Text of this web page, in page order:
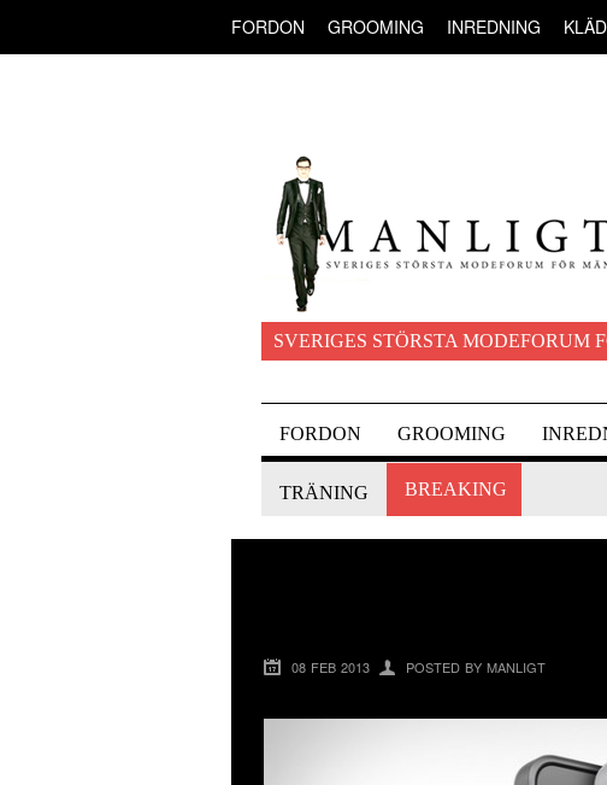
FORDON GROOMING INREDNING
SVERIGES STÖRSTA MODEFORUM
FORDON GROOMING
TRÄNING BREAKING
08 FEB 2013 POSTED BY MANLIGT